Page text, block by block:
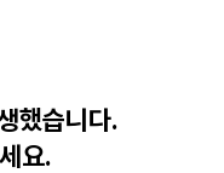
했습니다.
요.